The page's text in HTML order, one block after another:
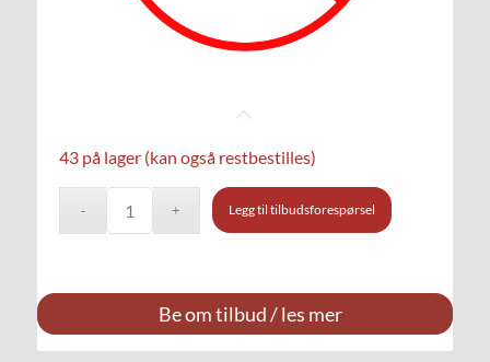
43 på lager (kan også restbestilles)
Legg til tilbudsforespørsel
Be om tilbud / les mer